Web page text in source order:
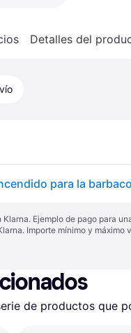
Detalles del
Ejemplo de pago para
Importe mínimo y
de productos que